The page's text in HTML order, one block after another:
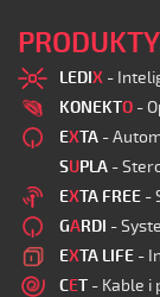
PRODUKTY
LEDIX -
KONEKTO -
EXTA -
SUPLA -
EXTA FREE -
GARDI -
EXTA LIFE -
CET - Kable i